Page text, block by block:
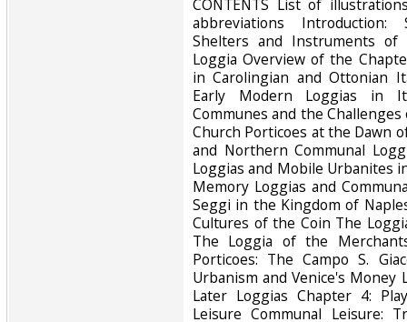
CONTENTS List of
abbreviations Introduction:
Shelters and Instruments of
Loggia Overview of the
in Carolingian and Ottonian
Early Modern Loggias in
Communes and the
Church Porticoes at the Dawn
and Northern Communal
Loggias and Mobile Urbanites
Memory Loggias and
Seggi in the Kingdom of
Cultures of the Coin The
The Loggia of the
Porticoes: The Campo S.
Urbanism and Venice's Money
Later Loggias Chapter 4:
Leisure Communal Leisure: